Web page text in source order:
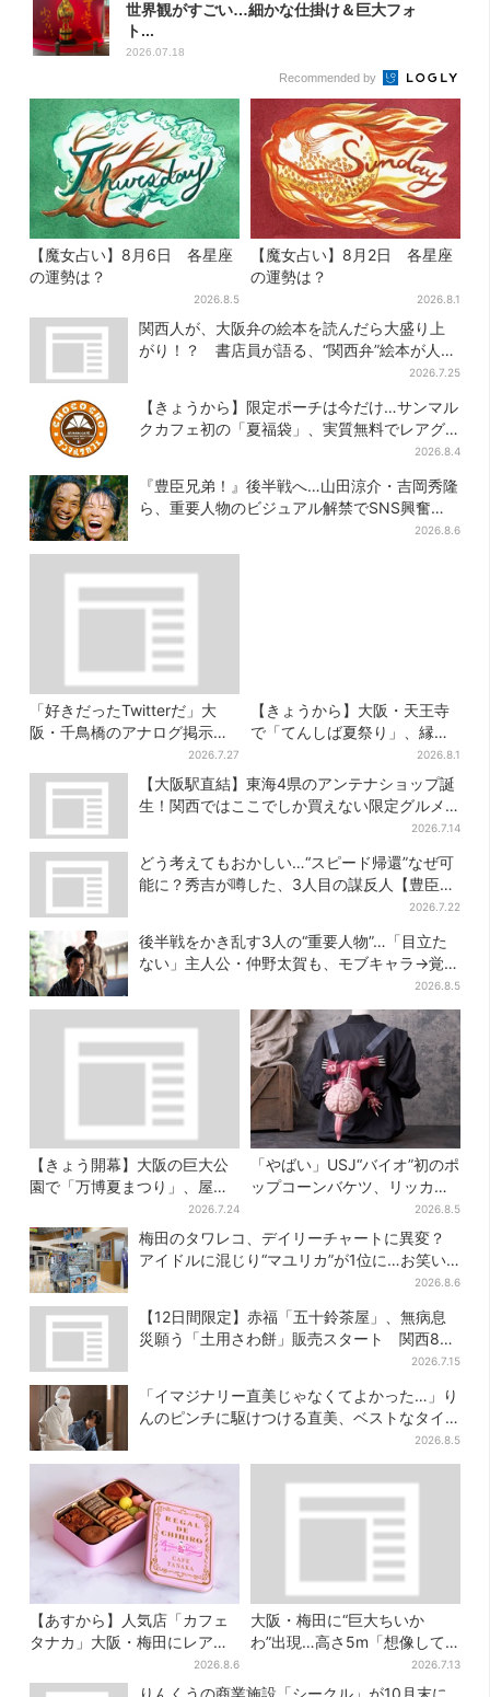
世界観がすごい…細かな仕掛け＆巨大フォ
ト...
2026.07.18
Recommended by
【魔女占い】8月6日 各星座
の運勢は？
2026.8.5
【魔女占い】8月2日 各星座
の運勢は？
2026.8.1
関西人が、大阪弁の絵本を読んだら大盛り上
がり！？ 書店員が語る、“関西弁”絵本が人気
2026.7.25
【きょうから】限定ポーチは今だけ…サンマル
クカフェ初の「夏福袋」、実質無料でレアグ
2026.8.4
『豊臣兄弟！』後半戦へ…山田涼介・吉岡秀隆
ら、重要人物のビジュアル解禁でSNS興奮
2026.8.6
「好きだったTwitterだ」大
阪・千鳥橋のアナログ掲示板
が話題、かつて駅にあった“伝
言板”がモデルに
2026.7.27
【きょうから】大阪・天王寺
で「てんしば夏祭り」、縁日
や盆踊り…涼しいスプラッシ
ュタイムも！2日間だけ
2026.8.1
【大阪駅直結】東海4県のアンテナショップ誕
生！関西ではここでしか買えない限定グルメ
2026.7.14
どう考えてもおかしい…“スピード帰還”なぜ可
能に？秀吉が噂した、3人目の謀反人【豊臣兄
2026.7.22
後半戦をかき乱す3人の“重要人物”…「目立た
ない」主人公・仲野太賀も、モブキャラ→覚醒
2026.8.5
【きょう開幕】大阪の巨大公
園で「万博夏まつり」、屋台
グルメ＆幻想的イルミネーシ
ョン…計27日間開催
2026.7.24
「やばい」USJ“バイオ”初のポ
ップコーンバケツ、リッカー
が背中に張りつく衝撃デザイ
ンに騒然…フレーバーにも反
応
2026.8.5
梅田のタワレコ、デイリーチャートに異変？
アイドルに混じり“マユリカ”が1位に…お笑い
2026.8.6
【12日間限定】赤福「五十鈴茶屋」、無病息
災願う「土用さわ餅」販売スタート 関西8カ
2026.7.15
「イマジナリー直美じゃなくてよかった…」り
んのピンチに駆けつける直美、ベストなタイ
2026.8.5
【あすから】人気店「カフェ
タナカ」大阪・梅田にレア商
品集結…本店人気パン＆限定
クッキー缶も！ 7日間の夏イ
2026.8.6
大阪・梅田に“巨大ちいか
わ”出現…高さ5m「想像して
たより結構デカい」「ちい
さ…くはない」
2026.7.13